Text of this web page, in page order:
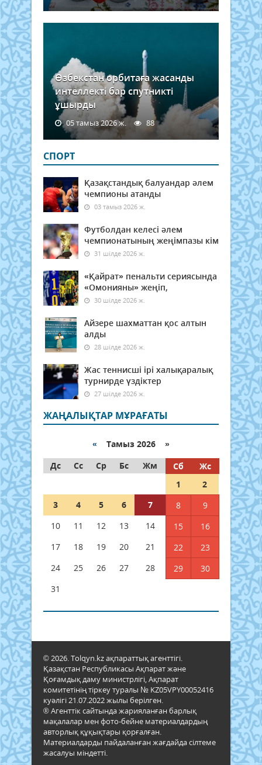
Өзбекстан орбитаға жасанды
интеллекті бар спутникті
ұшырды
05 тамыз 2026 ж. 88
СПОРТ
Қазақстандық балуандар әлем
чемпионы атанды
03 тамыз 2026 ж.
Футболдан келесі әлем
чемпионатының жеңімпазы кім
31 шілде 2026 ж.
«Қайрат» пенальти сериясында
«Омонияны» жеңіп,
30 шілде 2026 ж.
Айзере шахматтан қос алтын
алды
28 шілде 2026 ж.
Жас теннисші ірі халықаралық
турнирде үздіктер
27 шілде 2026 ж.
ЖАҢАЛЫҚТАР МҰРАҒАТЫ
« Тамыз 2026 »
Дс
Сс Ср Бс Жм Сб
Жс
1
2
3
4 5 6 7 8
9
10
11 12 13 14 15
16
17
18 19 20 21 22
23
24
25 26 27 28 29
30
31
© 2026. Tolqyn.kz ақпараттық агенттігі.
Қазақстан Республикасы Ақпарат және
Қоғамдық даму министрлігі, Ақпарат
комитетінің тіркеу туралы № KZ05VPY00052416
куәлігі 21.07.2022 жылы берілген.
® Агенттік сайтында жарияланған барлық
мақалалар мен фото-бейне материалдардың
авторлық құқықтары қорғалған.
Материалдарды пайдаланған жағдайда сілтеме
жасалуы міндетті.